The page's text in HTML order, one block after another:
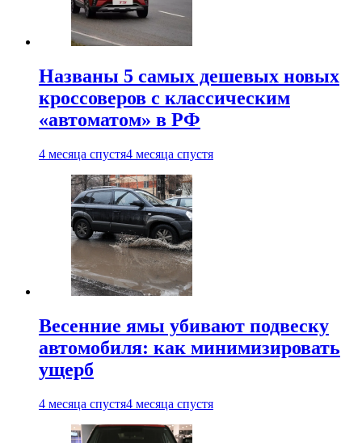
Названы 5 самых дешевых новых
кроссоверов с классическим
«автоматом» в РФ
4 месяца спустя4 месяца спустя
Весенние ямы убивают подвеску
автомобиля: как минимизировать
ущерб
4 месяца спустя4 месяца спустя